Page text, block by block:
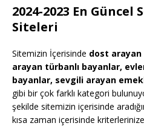
2024-2023 En Güncel
Siteleri
Sitemizin İçerisinde dost
arayan türbanlı bayanlar,
bayanlar, sevgili arayan
gibi bir çok farklı kategori
şekilde sitemizin içerisinde
kısa zaman içerisinde